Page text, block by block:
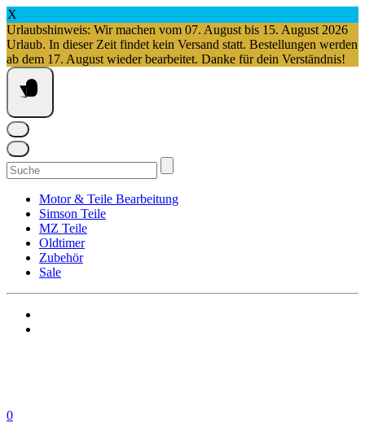
X
Urlaubshinweis: Wir machen vom 07. August bis 15. August 2026
Urlaub. In dieser Zeit findet kein Versand statt. Bestellungen werden
ab dem 17. August wieder bearbeitet. Danke für dein Verständnis!
Springe
zum
Inhalt
Suchen
nach:
Motor & Teile Bearbeitung
Simson Teile
MZ Teile
Oldtimer
Zubehör
Sale
0